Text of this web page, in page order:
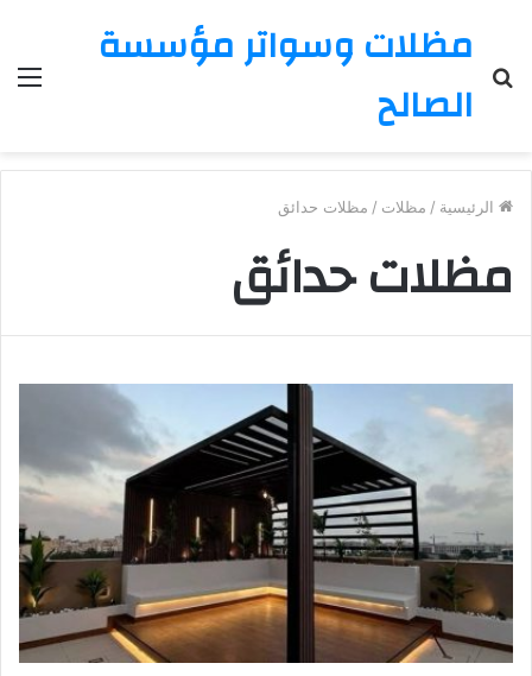
مظلات وسواتر مؤسسة
الصالحعن
الرئيسية / مظلات / مظلات حدائق
مظلات حدائق